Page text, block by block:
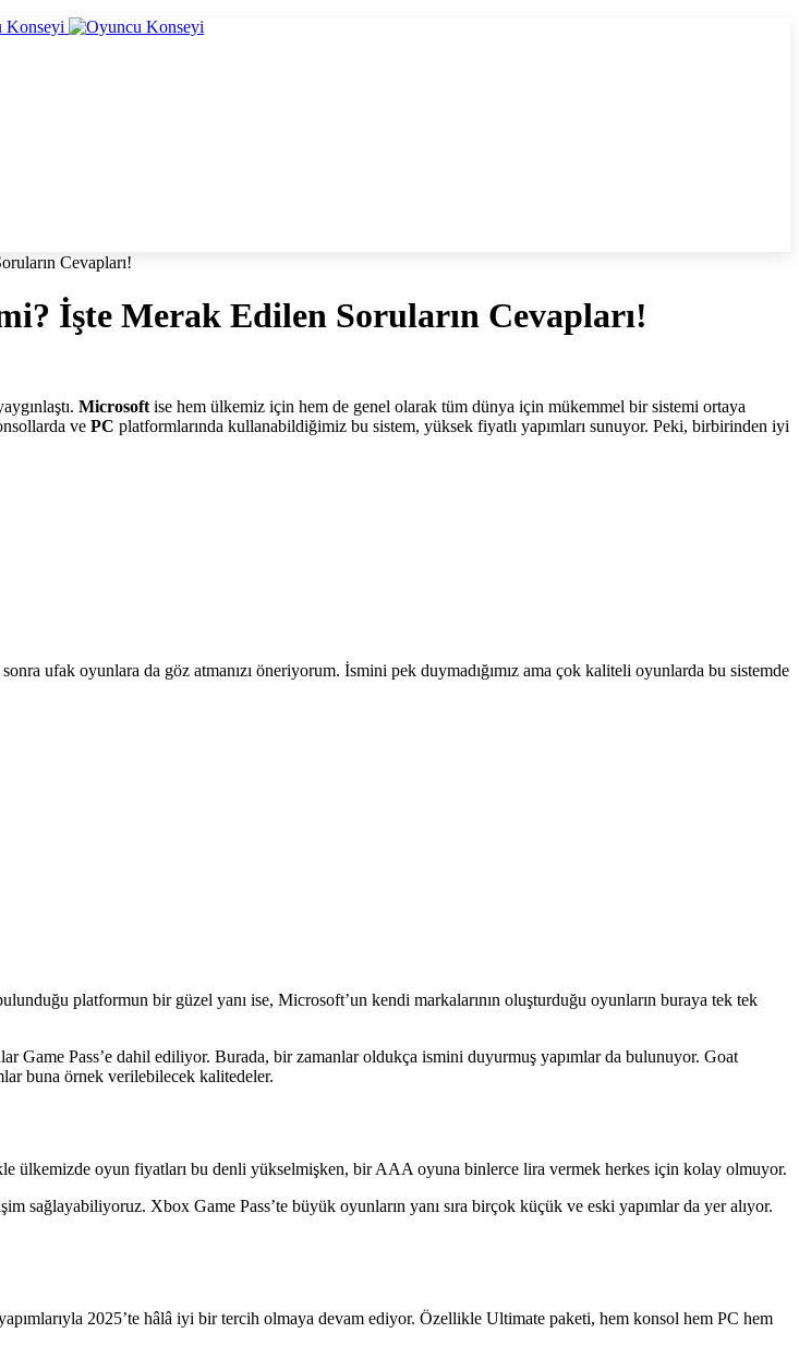
Cevapları!
İşte Merak Edilen Soruların Cevapları!
Microsoft ise hem ülkemiz için hem de genel olarak tüm dünya için mükemmel bir sistemi ortaya
ve PC platformlarında kullanabildiğimiz bu sistem, yüksek fiyatlı yapımları sunuyor. Peki, birbirinden iyi
ufak oyunlara da göz atmanızı öneriyorum. İsmini pek duymadığımız ama çok kaliteli oyunlarda bu sistemde
platformun bir güzel yanı ise, Microsoft’un kendi markalarının oluşturduğu oyunların buraya tek tek
Pass’e dahil ediliyor. Burada, bir zamanlar oldukça ismini duyurmuş yapımlar da bulunuyor. Goat
buna örnek verilebilecek kalitedeler.
ülkemizde oyun fiyatları bu denli yükselmişken, bir AAA oyuna binlerce lira vermek herkes için kolay olmuyor.
sağlayabiliyoruz. Xbox Game Pass’te büyük oyunların yanı sıra birçok küçük ve eski yapımlar da yer alıyor.
2025’te hâlâ iyi bir tercih olmaya devam ediyor. Özellikle Ultimate paketi, hem konsol hem PC hem